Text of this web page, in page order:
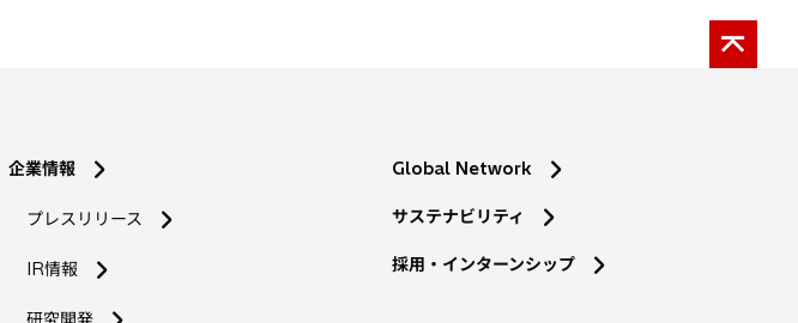
企業情報
プレスリリース
IR情報
新
Global Network
サステナビリティ
採用・インターンシップ